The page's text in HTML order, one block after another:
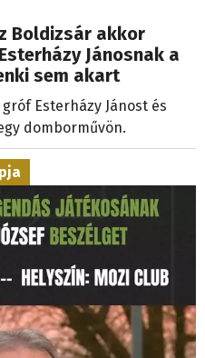
Boldizsár akkor
Jánosnak a
sem akart
Esterházy Jánost és
domborművön.